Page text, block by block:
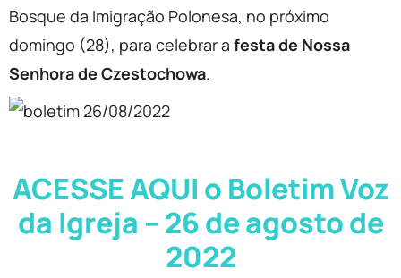
Bosque da Imigração Polonesa, no próximo
domingo (28), para celebrar a festa de Nossa
Senhora de Czestochowa.
ACESSE AQUI o Boletim Voz
da Igreja – 26 de agosto de
2022